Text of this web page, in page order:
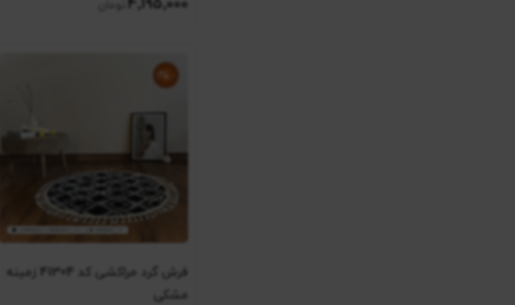
4٬195٬000
فرش گرد مراکشی کد 41304 زمینه
مشکی